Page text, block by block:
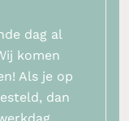
dag al
komen
Als je op
dan